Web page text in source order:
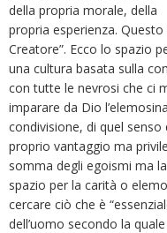
della propria morale, della
propria esperienza.
Creatore”. Ecco lo spazio
una cultura basata sulla
con tutte le nevrosi che ci
imparare da Dio
condivisione, di quel
proprio vantaggio ma
somma degli egoismi ma
spazio per la carità o
cercare ciò che è
dell’uomo secondo la